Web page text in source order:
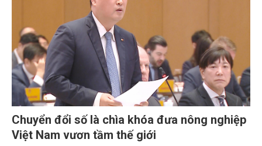
Chuyển đổi số là chìa khóa đưa nông nghiệp
Việt Nam vươn tầm thế giới